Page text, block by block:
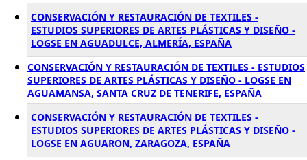
CONSERVACIÓN Y RESTAURACIÓN DE TEXTILES -
ESTUDIOS SUPERIORES DE ARTES PLÁSTICAS Y DISEÑO -
LOGSE EN AGUADULCE, ALMERÍA, ESPAÑA
CONSERVACIÓN Y RESTAURACIÓN DE TEXTILES - ESTUDIOS
SUPERIORES DE ARTES PLÁSTICAS Y DISEÑO - LOGSE EN
AGUAMANSA, SANTA CRUZ DE TENERIFE, ESPAÑA
CONSERVACIÓN Y RESTAURACIÓN DE TEXTILES -
ESTUDIOS SUPERIORES DE ARTES PLÁSTICAS Y DISEÑO -
LOGSE EN AGUARON, ZARAGOZA, ESPAÑA